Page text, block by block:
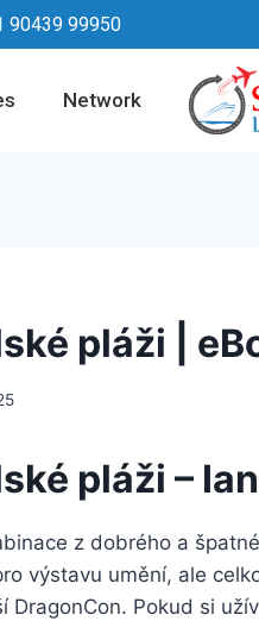
90439 99950
Network
pláži |
pláži –
z dobrého a
výstavu umění, ale
DragonCon. Pokud si